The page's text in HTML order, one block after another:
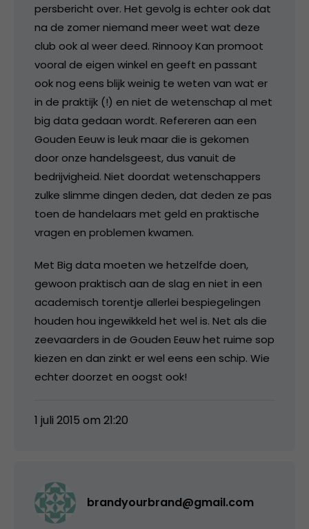
persbericht over. Het gevolg is echter ook dat
na de zomer niemand meer weet wat deze
club ook al weer deed. Rinnooy Kan promoot
vooral de eigen winkel en geeft en passant
ook nog eens blijk weinig te weten van wat er
in de praktijk (!) en niet de wetenschap al met
big data gedaan wordt. Refereren aan een
Gouden Eeuw is leuk maar die is gekomen
door onze handelsgeest, dus vanuit de
bedrijvigheid. Niet doordat wetenschappers
zulke slimme dingen deden, dat deden ze pas
toen de handelaars met geld en praktische
vragen en problemen kwamen.
Met Big data moeten we hetzelfde doen,
gewoon praktisch aan de slag en niet in een
academisch torentje allerlei bespiegelingen
houden hou ingewikkeld het wel is. Net als die
zeevaarders in de Gouden Eeuw het ruime sop
kiezen en dan zinkt er wel eens een schip. Wie
echter doorzet en oogst ook!
1 juli 2015 om 21:20
brandyourbrand@gmail.com